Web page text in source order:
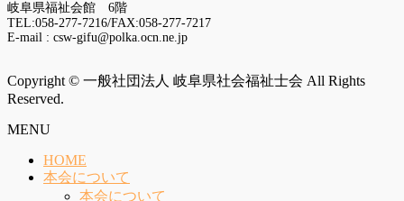
岐阜県福祉会館 6階
TEL:058-277-7216/FAX:058-277-7217
E-mail : csw-gifu@polka.ocn.ne.jp
Copyright © 一般社団法人 岐阜県社会福祉士会 All Rights
Reserved.
MENU
HOME
本会について
本会について